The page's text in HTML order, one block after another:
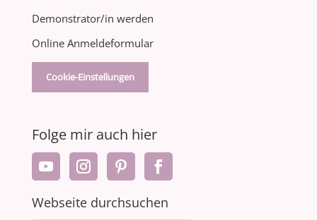
Demonstrator/in werden
Online Anmeldeformular
Cookie-Einstellungen
Folge mir auch hier
Webseite durchsuchen